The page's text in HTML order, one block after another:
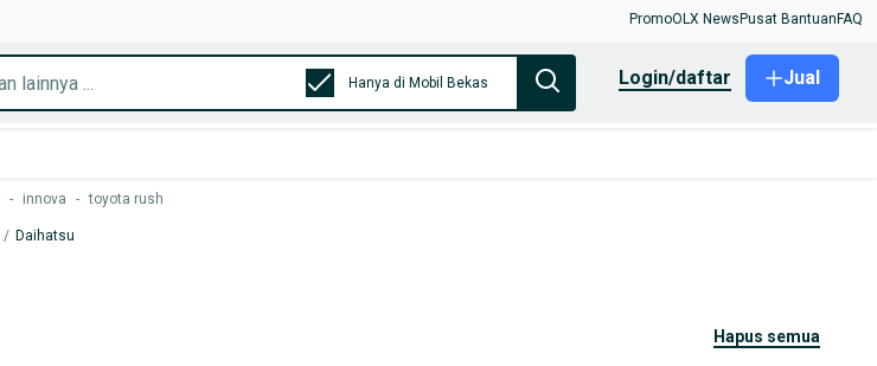
PromoOLX News Pusat Bantuan FAQ
Hanya di Mobil Bekas login/daftar Jual
- innova - toyota rush
/ Daihatsu
hapus semua